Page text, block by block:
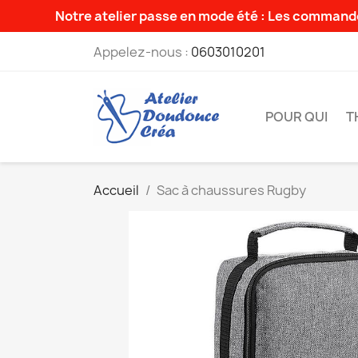
Notre atelier passe en mode été : Les
Appelez-nous : 0603010201
POUR QUI
Accueil Sac à chaussures Rugby